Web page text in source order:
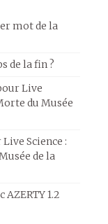
mot de la
de la fin ?
Live
du Musée
Science :
de la
1.2